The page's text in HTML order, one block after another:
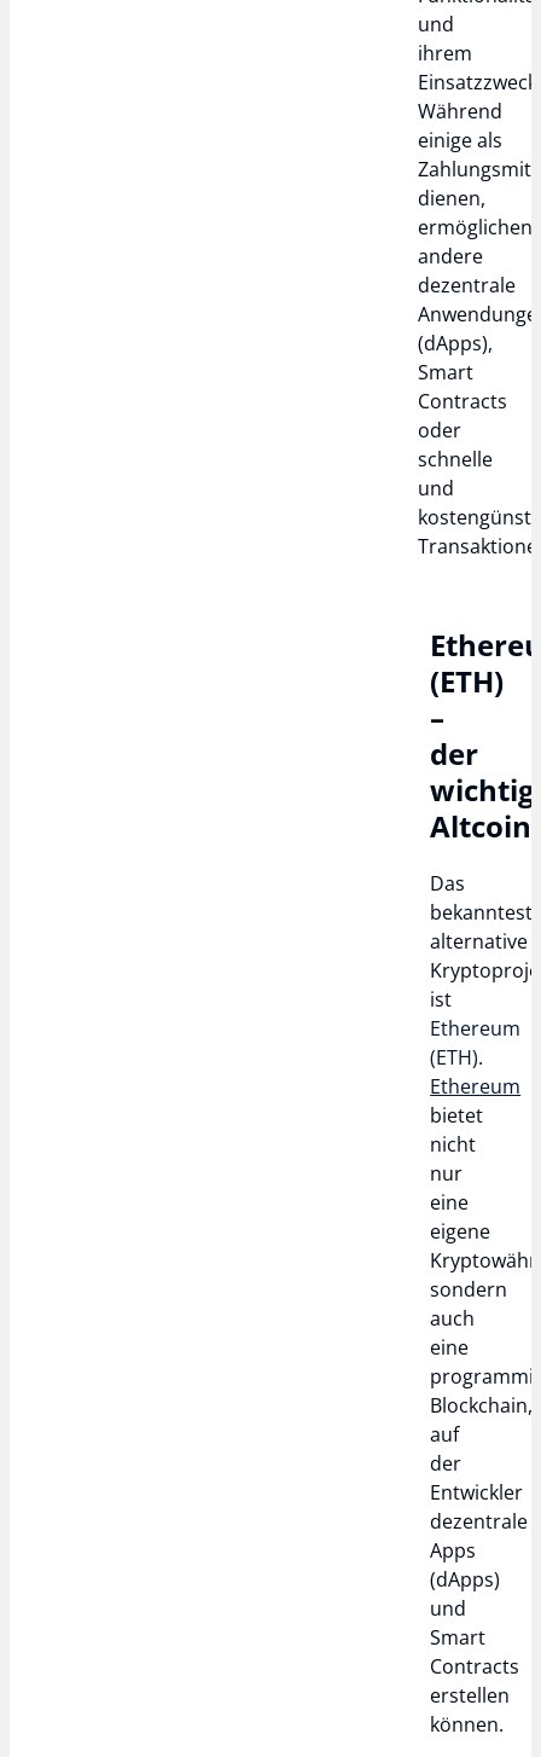
und
ihrem
Während
einige als
dienen,
ermöglichen
andere
dezentrale
(dApps),
Smart
Contracts
oder
schnelle
und
(ETH)
–
der
Altcoin
Das
alternative
ist
Ethereum
(ETH).
Ethereum
bietet
nicht
nur
eine
eigene
sondern
auch
eine
Blockchain,
auf
der
Entwickler
dezentrale
Apps
(dApps)
und
Smart
Contracts
erstellen
können.